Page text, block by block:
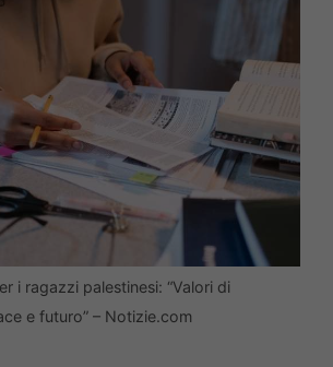
i ragazzi palestinesi: “Valori di
e futuro” – Notizie.com